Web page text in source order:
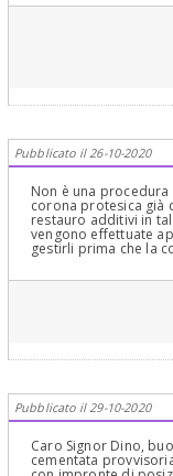
Pubblicato il 26-10-2020
Non è una
corona protesica già
restauro additivi in
vengono effettuate
gestirli prima che la
Pubblicato il 29-10-2020
Caro Signor Dino,
cementata